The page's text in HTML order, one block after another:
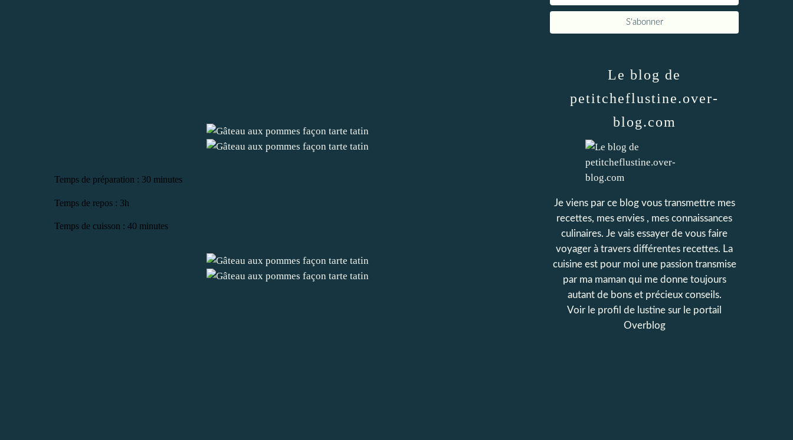
Temps de préparation : 30 minutes
Temps de repos : 3h
Temps de cuisson : 40 minutes
Le blog de
petitcheflustine.over-
blog.com
Je viens par ce blog vous transmettre mes
recettes, mes envies , mes connaissances
culinaires. Je vais essayer de vous faire
voyager à travers différentes recettes. La
cuisine est pour moi une passion transmise
par ma maman qui me donne toujours
autant de bons et précieux conseils.
Voir le profil de lustine sur le portail
Overblog